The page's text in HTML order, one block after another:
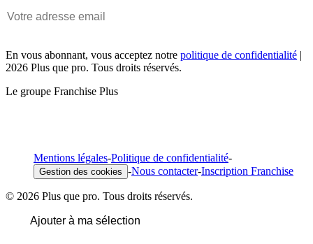
En vous abonnant, vous acceptez notre politique de confidentialité |
2026 Plus que pro. Tous droits réservés.
Le groupe Franchise Plus
Mentions légales-Politique de confidentialité-
Gestion des cookies -Nous contacter-Inscription Franchise
© 2026 Plus que pro. Tous droits réservés.
Ajouter à ma sélection